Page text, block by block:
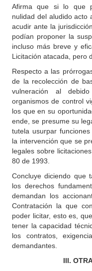
Afirma que si lo que
nulidad del aludido acto
acudir ante la
podían proponer la
incluso más breve y
Licitación atacada, pero
Respecto a las
de la recolección de
vulneración al
organismos de control
los que en su
ende, se presume su
tutela usurpar
la intervención que se
legales sobre
80 de 1993.
Concluye diciendo que
los derechos
demandan los
Contratación la que
poder licitar, esto es,
tener la capacidad
los contratos,
demandantes.
III.